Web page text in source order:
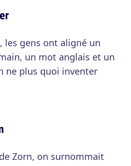
les gens ont aligné un
un mot anglais et un
ne plus quoi inventer
Zorn, on surnommait